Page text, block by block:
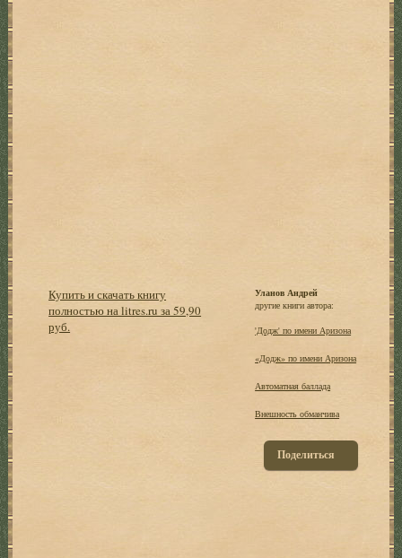
Купить и скачать книгу
полностью на litres.ru за 59,90
руб.
Уланов Андрей
другие книги автора:
'Додж' по имени Аризона
«Додж» по имени Аризона
Автоматная баллада
Внешность обманчива
Поделиться